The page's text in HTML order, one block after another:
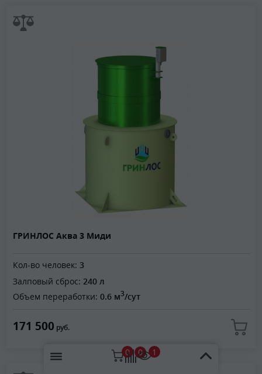
0 0 1
ГРИНЛОС Аква 3 Миди
Кол-во человек: 3
Залповый сброс: 240 л
Объем переработки: 0.6 м3/сут
171 500 руб.